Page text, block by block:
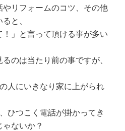
リフォームのコツ、その他
と、
！」と言って頂ける事が多い
のは当たり前の事ですが、
人にいきなり家に上がられ
ひつこく電話が掛かってき
ないか？